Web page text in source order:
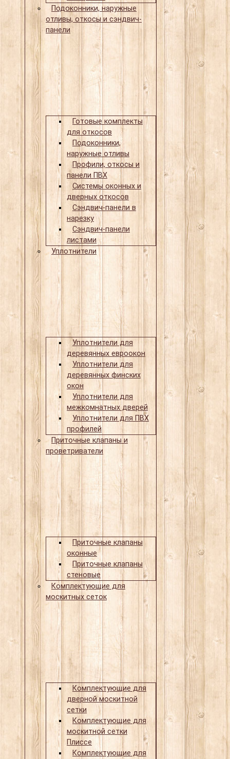
Подоконники, наружные
отливы, откосы и сэндвич-
панели
Готовые комплекты
для откосов
Подоконники,
наружные отливы
Профили, откосы и
панели ПВХ
Системы оконных и
дверных откосов
Сэндвич-панели в
нарезку
Сэндвич-панели
листами
Уплотнители
Уплотнители для
деревянных евроокон
Уплотнители для
деревянных финских
окон
Уплотнители для
межкомнатных дверей
Уплотнители для ПВХ
профилей
Приточные клапаны и
проветриватели
Приточные клапаны
оконные
Приточные клапаны
стеновые
Комплектующие для
москитных сеток
Комплектующие для
дверной москитной
сетки
Комплектующие для
москитной сетки
Плиссе
Комплектующие для